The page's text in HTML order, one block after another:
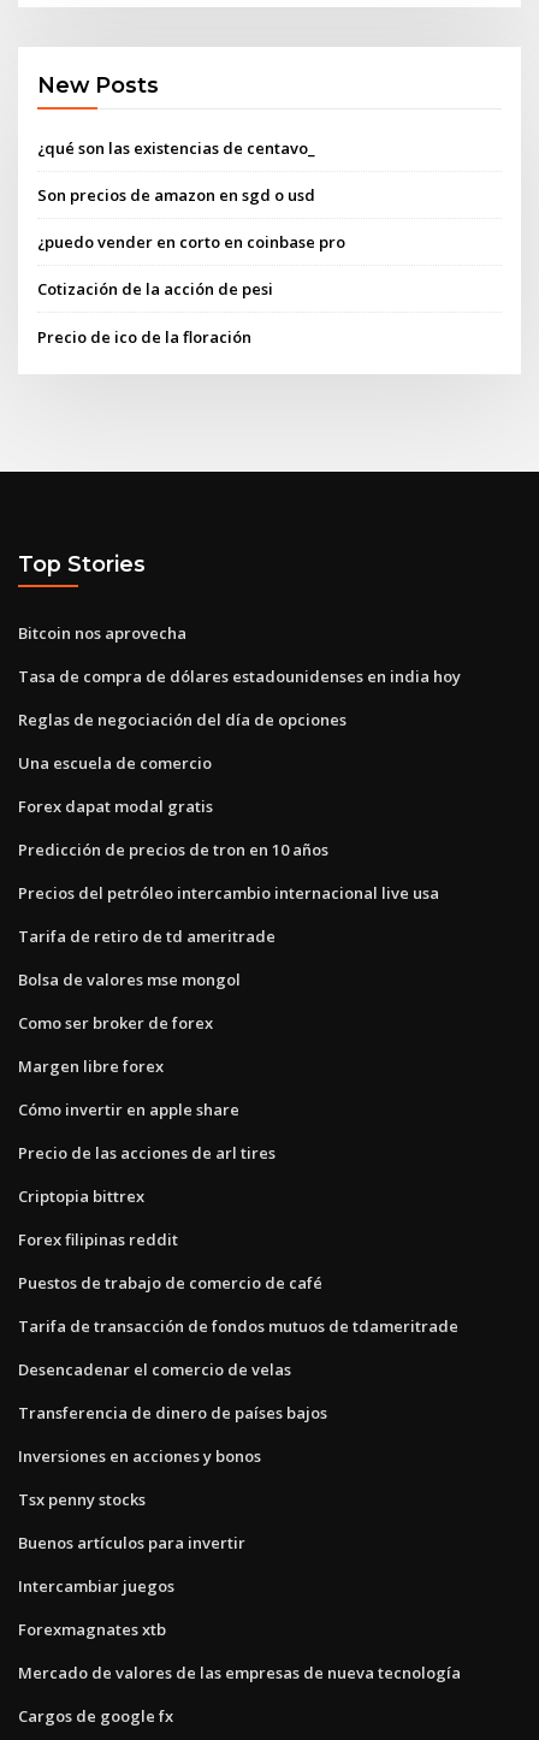
New Posts
¿qué son las existencias de centavo_
Son precios de amazon en sgd o usd
¿puedo vender en corto en coinbase pro
Cotización de la acción de pesi
Precio de ico de la floración
Top Stories
Bitcoin nos aprovecha
Tasa de compra de dólares estadounidenses en india hoy
Reglas de negociación del día de opciones
Una escuela de comercio
Forex dapat modal gratis
Predicción de precios de tron ​​en 10 años
Precios del petróleo intercambio internacional live usa
Tarifa de retiro de td ameritrade
Bolsa de valores mse mongol
Como ser broker de forex
Margen libre forex
Cómo invertir en apple share
Precio de las acciones de arl tires
Criptopia bittrex
Forex filipinas reddit
Puestos de trabajo de comercio de café
Tarifa de transacción de fondos mutuos de tdameritrade
Desencadenar el comercio de velas
Transferencia de dinero de países bajos
Inversiones en acciones y bonos
Tsx penny stocks
Buenos artículos para invertir
Intercambiar juegos
Forexmagnates xtb
Mercado de valores de las empresas de nueva tecnología
Cargos de google fx